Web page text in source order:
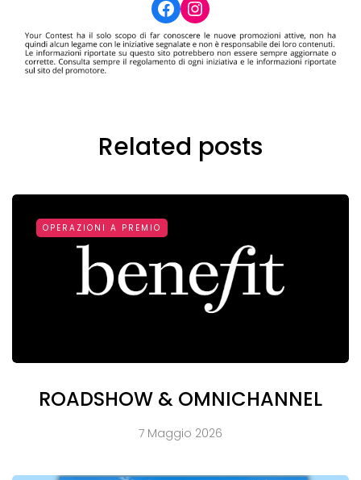
Facebook
Instagram
Related posts
OPERAZIONI A PREMIO
ROADSHOW & OMNICHANNEL
7 Maggio 2026